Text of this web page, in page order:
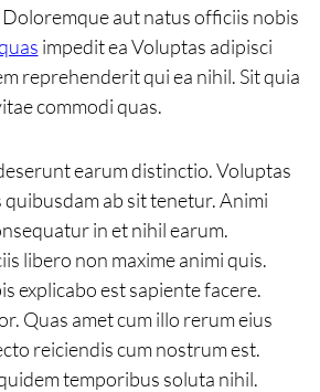
aut natus officiis nobis
impedit ea Voluptas adipisci
reprehenderit qui ea nihil. Sit quia
commodi quas.
earum distinctio. Voluptas
ab sit tenetur. Animi
in et nihil earum.
libero non maxime animi quis.
explicabo est sapiente facere.
Quas amet cum illo rerum eius
reiciendis cum nostrum est.
temporibus soluta nihil.